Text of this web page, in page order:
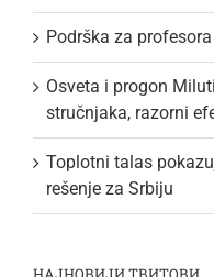
Podrška za
Osveta i progon
stručnjaka, razorni
Toplotni talas
rešenje za Srbiju